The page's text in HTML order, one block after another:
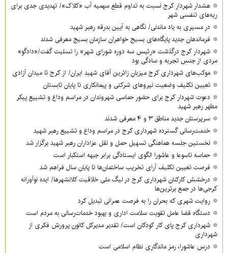
هشدار شهردار کرج نسبت به تداوم قطع سهمیه آب «کلاک»/ تهدیدی جدی برای
ریه‌های تنفسی شهر
در مسیری به یاد ماندنی/ نگاهی به آیین بدرقه رهبر شهید
فرماندهان جدید پایگاه‌های بسیج خواهران سازمان بسیج معرفی شدند
شهردار کرج درگذشت «رئیس سه دوره شورای شهر» را تسلیت گفت/«دادگو»
مردی از جنس تجربه و سادگی بود
موکب‌های شهرداری کرج میزبانِ زائرین آقای شهید ایران/ از کرج تا میدان آزادی
تعیین تکلیف وضعیت نیروهای شرکتی و پیمانکاری تا پایان تابستان
دعوت شهردار کرج برای حضور حماسی شهروندان در مراسم وداع و تشییع پیکر
مطهر رهبر شهید
سرپرستان جدید مناطق ۳ و ۴ معرفی شدند
خدمت‌رسانی گسترده شهرداری کرج در مراسم وداع و تشییع رهبر شهید
نخستین جلسه هماهنگی تسهیل حمل و نقل عزاداران رهبر شهید برگزار شد
حماسه تاسوعا و عاشورا الگوی ایستادگی برابر جبهه استکبار است
فرصت تعیین تکلیف آرای تخریب ساختمان‌ها تا پایان سال فراهم شد
درخشش کارکنان شهرداری کرج در لیگ ملی خلاقیت کلانشهرها/ ایده نوآورانه
کرجی‌ها در جمع برترین‌ها
روایت شهری که بحران را به فرصت عمرانی تبدیل کرد
دستگاه قضا عامل تقویت سلامت اداری و بهبود خدمات‌رسانی به مردم است
شهرداری کرج پای کار کودکان است/ تقدیر مدیرکل کانون پرورش فکری از
شهرداری
درس عاشورا، رمز ماندگاری نظام اسلامی است